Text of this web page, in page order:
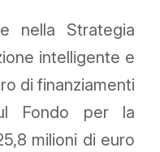
nella Strategia
intelligente e
di finanziamenti
Fondo per la
milioni di euro